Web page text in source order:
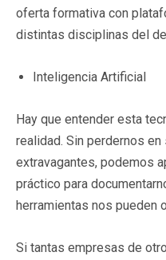
oferta formativa con
distintas disciplinas del
Inteligencia Artificial
Hay que entender esta
realidad. Sin perdernos
extravagantes, podemos
práctico para
herramientas nos pueden
Si tantas empresas de